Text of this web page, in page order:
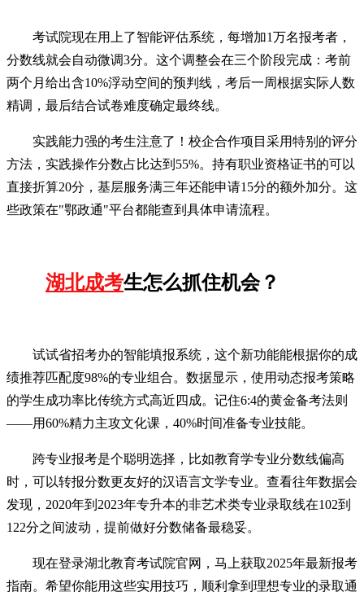
考试院现在用上了智能评估系统，每增加1万名报考者，
分数线就会自动微调3分。这个调整会在三个阶段完成：考前
两个月给出含10%浮动空间的预判线，考后一周根据实际人数
精调，最后结合试卷难度确定最终线。
实践能力强的考生注意了！校企合作项目采用特别的评分
方法，实践操作分数占比达到55%。持有职业资格证书的可以
直接折算20分，基层服务满三年还能申请15分的额外加分。这
些政策在"鄂政通"平台都能查到具体申请流程。
湖北成考生怎么抓住机会？
试试省招考办的智能填报系统，这个新功能能根据你的成
绩推荐匹配度98%的专业组合。数据显示，使用动态报考策略
的学生成功率比传统方式高近四成。记住6:4的黄金备考法则
——用60%精力主攻文化课，40%时间准备专业技能。
跨专业报考是个聪明选择，比如教育学专业分数线偏高
时，可以转报分数更友好的汉语言文学专业。查看往年数据会
发现，2020年到2023年专升本的非艺术类专业录取线在102到
122分之间波动，提前做好分数储备最稳妥。
现在登录湖北教育考试院官网，马上获取2025年最新报考
指南。希望你能用这些实用技巧，顺利拿到理想专业的录取通